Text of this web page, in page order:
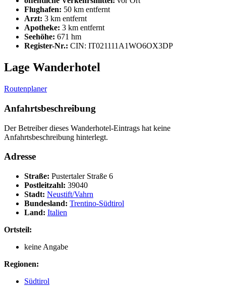
Flughafen: 50 km entfernt
Arzt: 3 km entfernt
Apotheke: 3 km entfernt
Seehöhe: 671 hm
Register-Nr.: CIN: IT021111A1WO6OX3DP
Lage Wanderhotel
Routenplaner
Anfahrtsbeschreibung
Der Betreiber dieses Wanderhotel-Eintrags hat keine
Anfahrtsbeschreibung hinterlegt.
Adresse
Straße: Pustertaler Straße 6
Postleitzahl: 39040
Stadt: Neustift/Vahrn
Bundesland: Trentino-Südtirol
Land: Italien
Ortsteil:
keine Angabe
Regionen:
Südtirol